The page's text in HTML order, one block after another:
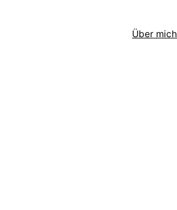
Über mich